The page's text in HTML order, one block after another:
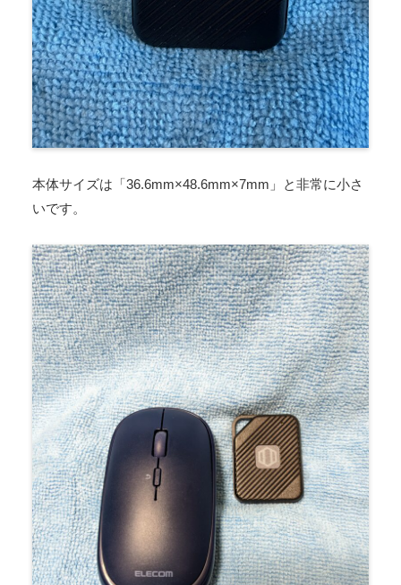
本体サイズは「36.6mm×48.6mm×7mm」と非常に小さ
いです。